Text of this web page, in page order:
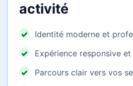
activité
Identité moderne et
Expérience responsive
Parcours clair vers vos